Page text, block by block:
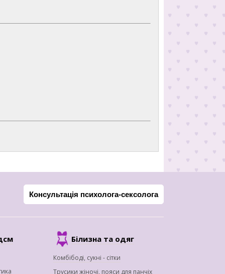
Консультація психолога-сексолога
Білизна та одяг
Комбібоді, сукні - сітки
Трусики жіночі, пояси для панчіх